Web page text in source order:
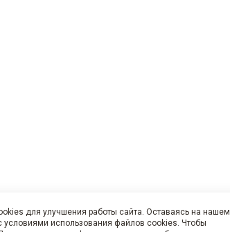
для улучшения работы сайта. Оставаясь на нашем
условиями использования файлов cookies. Чтобы